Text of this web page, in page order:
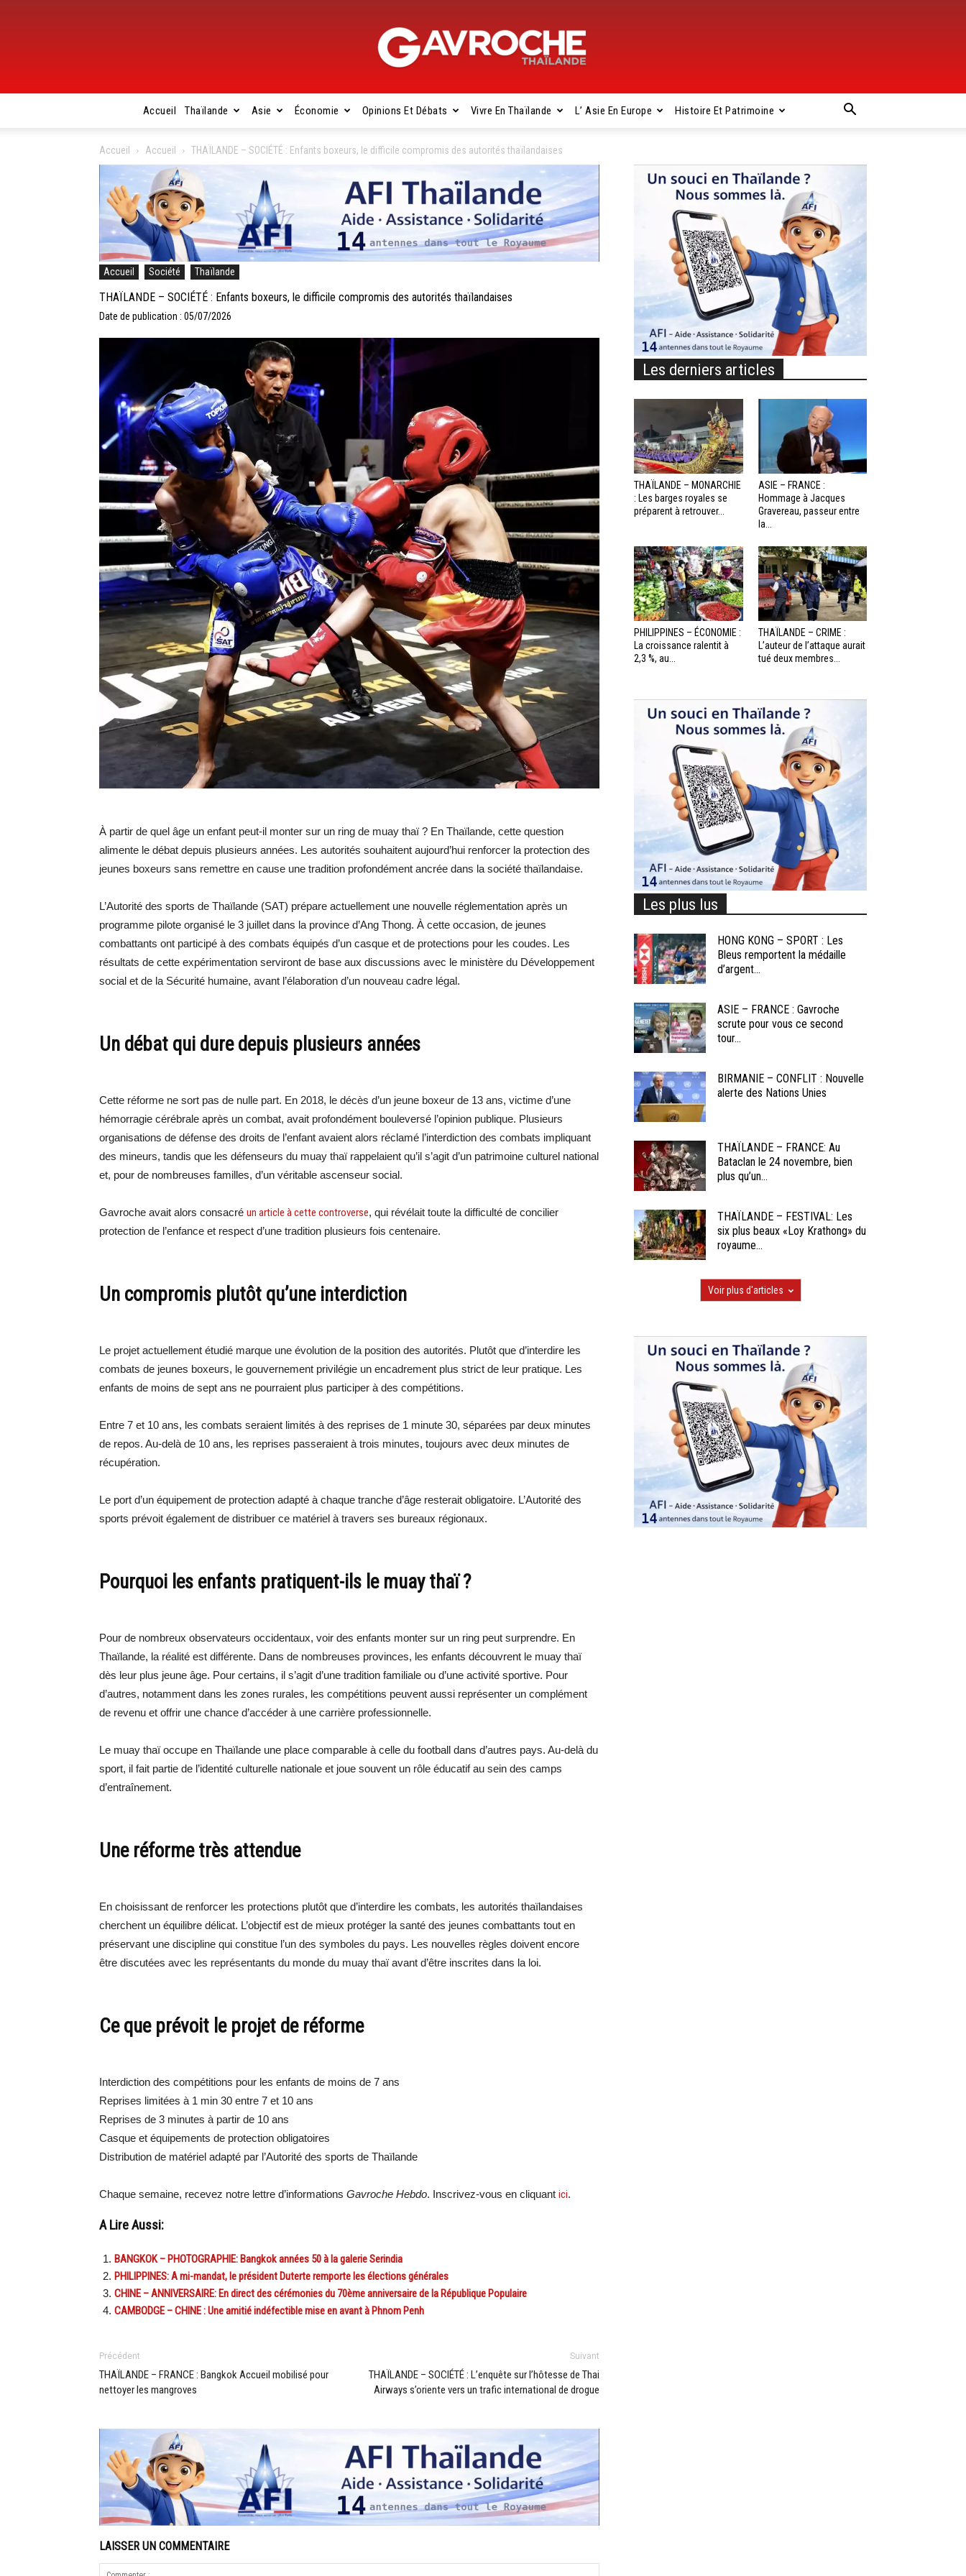
Gavroche
Thaïlande
Accueil Thaïlande Asie Économie Opinions Et Débats Vivre En Thaïlande L’ Asie En Europe Histoire Et Patrimoine
Accueil Accueil THAÏLANDE – SOCIÉTÉ : Enfants boxeurs, le difficile compromis des autorités thaïlandaises
Accueil Société Thaïlande
THAÏLANDE – SOCIÉTÉ : Enfants boxeurs, le difficile compromis des autorités thaïlandaises
Date de publication : 05/07/2026
À partir de quel âge un enfant peut-il monter sur un ring de muay thaï ? En Thaïlande, cette question
alimente le débat depuis plusieurs années. Les autorités souhaitent aujourd’hui renforcer la protection des
jeunes boxeurs sans remettre en cause une tradition profondément ancrée dans la société thaïlandaise.
L’Autorité des sports de Thaïlande (SAT) prépare actuellement une nouvelle réglementation après un
programme pilote organisé le 3 juillet dans la province d’Ang Thong. À cette occasion, de jeunes
combattants ont participé à des combats équipés d’un casque et de protections pour les coudes. Les
résultats de cette expérimentation serviront de base aux discussions avec le ministère du Développement
social et de la Sécurité humaine, avant l’élaboration d’un nouveau cadre légal.
Un débat qui dure depuis plusieurs années
Cette réforme ne sort pas de nulle part. En 2018, le décès d’un jeune boxeur de 13 ans, victime d’une
hémorragie cérébrale après un combat, avait profondément bouleversé l’opinion publique. Plusieurs
organisations de défense des droits de l’enfant avaient alors réclamé l’interdiction des combats impliquant
des mineurs, tandis que les défenseurs du muay thaï rappelaient qu’il s’agit d’un patrimoine culturel national
et, pour de nombreuses familles, d’un véritable ascenseur social.
Gavroche avait alors consacré un article à cette controverse, qui révélait toute la difficulté de concilier
protection de l’enfance et respect d’une tradition plusieurs fois centenaire.
Un compromis plutôt qu’une interdiction
Le projet actuellement étudié marque une évolution de la position des autorités. Plutôt que d’interdire les
combats de jeunes boxeurs, le gouvernement privilégie un encadrement plus strict de leur pratique. Les
enfants de moins de sept ans ne pourraient plus participer à des compétitions.
Entre 7 et 10 ans, les combats seraient limités à des reprises de 1 minute 30, séparées par deux minutes
de repos. Au-delà de 10 ans, les reprises passeraient à trois minutes, toujours avec deux minutes de
récupération.
Le port d’un équipement de protection adapté à chaque tranche d’âge resterait obligatoire. L’Autorité des
sports prévoit également de distribuer ce matériel à travers ses bureaux régionaux.
Pourquoi les enfants pratiquent-ils le muay thaï ?
Pour de nombreux observateurs occidentaux, voir des enfants monter sur un ring peut surprendre. En
Thaïlande, la réalité est différente. Dans de nombreuses provinces, les enfants découvrent le muay thaï
dès leur plus jeune âge. Pour certains, il s’agit d’une tradition familiale ou d’une activité sportive. Pour
d’autres, notamment dans les zones rurales, les compétitions peuvent aussi représenter un complément
de revenu et offrir une chance d’accéder à une carrière professionnelle.
Le muay thaï occupe en Thaïlande une place comparable à celle du football dans d’autres pays. Au-delà du
sport, il fait partie de l’identité culturelle nationale et joue souvent un rôle éducatif au sein des camps
d’entraînement.
Une réforme très attendue
En choisissant de renforcer les protections plutôt que d’interdire les combats, les autorités thaïlandaises
cherchent un équilibre délicat. L’objectif est de mieux protéger la santé des jeunes combattants tout en
préservant une discipline qui constitue l’un des symboles du pays. Les nouvelles règles doivent encore
être discutées avec les représentants du monde du muay thaï avant d’être inscrites dans la loi.
Ce que prévoit le projet de réforme
Interdiction des compétitions pour les enfants de moins de 7 ans
Reprises limitées à 1 min 30 entre 7 et 10 ans
Reprises de 3 minutes à partir de 10 ans
Casque et équipements de protection obligatoires
Distribution de matériel adapté par l’Autorité des sports de Thaïlande
Chaque semaine, recevez notre lettre d’informations Gavroche Hebdo. Inscrivez-vous en cliquant ici.
A Lire Aussi:
BANGKOK – PHOTOGRAPHIE: Bangkok années 50 à la galerie Serindia
PHILIPPINES: A mi-mandat, le président Duterte remporte les élections générales
CHINE – ANNIVERSAIRE: En direct des cérémonies du 70ème anniversaire de la République Populaire
CAMBODGE – CHINE : Une amitié indéfectible mise en avant à Phnom Penh
Précédent
THAÏLANDE – FRANCE : Bangkok Accueil mobilisé pour
nettoyer les mangroves
Suivant
THAÏLANDE – SOCIÉTÉ : L’enquête sur l’hôtesse de Thai
Airways s’oriente vers un trafic international de drogue
LAISSER UN COMMENTAIRE
Les derniers articles
THAÏLANDE – MONARCHIE
: Les barges royales se
préparent à retrouver...
ASIE – FRANCE :
Hommage à Jacques
Gravereau, passeur entre
la...
PHILIPPINES – ÉCONOMIE :
La croissance ralentit à
2,3 %, au...
THAÏLANDE – CRIME :
L’auteur de l’attaque aurait
tué deux membres...
Les plus lus
HONG KONG – SPORT : Les
Bleus remportent la médaille
d’argent...
ASIE – FRANCE : Gavroche
scrute pour vous ce second
tour...
BIRMANIE – CONFLIT : Nouvelle
alerte des Nations Unies
THAÏLANDE – FRANCE: Au
Bataclan le 24 novembre, bien
plus qu’un...
THAÏLANDE – FESTIVAL: Les
six plus beaux «Loy Krathong» du
royaume...
Voir plus d'articles